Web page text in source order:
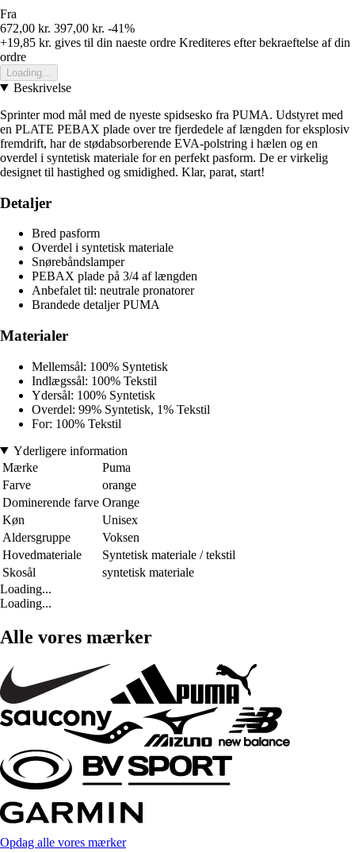
Fra
672,00 kr. 397,00 kr. -41%
+19,85 kr. gives til din naeste ordre Krediteres efter bekraeftelse af din
ordre
Loading...
Beskrivelse
Sprinter mod mål med de nyeste spidsesko fra PUMA. Udstyret med
en PLATE PEBAX plade over tre fjerdedele af længden for eksplosiv
fremdrift, har de stødabsorberende EVA-polstring i hælen og en
overdel i syntetisk materiale for en perfekt pasform. De er virkelig
designet til hastighed og smidighed. Klar, parat, start!
Detaljer
Bred pasform
Overdel i syntetisk materiale
Snørebåndslamper
PEBAX plade på 3/4 af længden
Anbefalet til: neutrale pronatorer
Brandede detaljer PUMA
Materialer
Mellemsål: 100% Syntetisk
Indlægssål: 100% Tekstil
Ydersål: 100% Syntetisk
Overdel: 99% Syntetisk, 1% Tekstil
For: 100% Tekstil
Yderligere information
Mærke
Puma
Farve
orange
Dominerende farve Orange
Køn
Unisex
Aldersgruppe
Voksen
Hovedmateriale
Syntetisk materiale / tekstil
Skosål
syntetisk materiale
Loading...
Loading...
Alle vores mærker
Opdag alle vores mærker